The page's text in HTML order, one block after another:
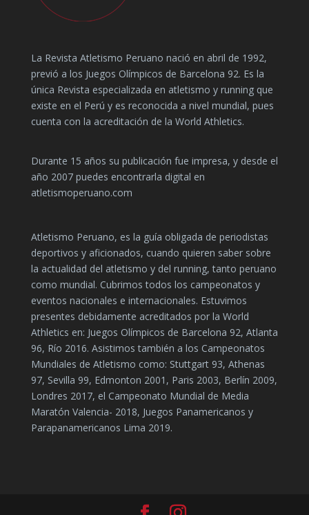
La Revista Atletismo Peruano nació en abril de 1992,
previó a los Juegos Olímpicos de Barcelona 92. Es la
única Revista especializada en atletismo y running que
existe en el Perú y es reconocida a nivel mundial, pues
cuenta con la acreditación de la World Athletics.
Durante 15 años su publicación fue impresa, y desde el
año 2007 puedes encontrarla digital en
atletismoperuano.com
Atletismo Peruano, es la guía obligada de periodistas
deportivos y aficionados, cuando quieren saber sobre
la actualidad del atletismo y del running, tanto peruano
como mundial. Cubrimos todos los campeonatos y
eventos nacionales e internacionales. Estuvimos
presentes debidamente acreditados por la World
Athletics en: Juegos Olímpicos de Barcelona 92, Atlanta
96, Río 2016. Asistimos también a los Campeonatos
Mundiales de Atletismo como: Stuttgart 93, Athenas
97, Sevilla 99, Edmonton 2001, Paris 2003, Berlín 2009,
Londres 2017, el Campeonato Mundial de Media
Maratón Valencia- 2018, Juegos Panamericanos y
Parapanamericanos Lima 2019.